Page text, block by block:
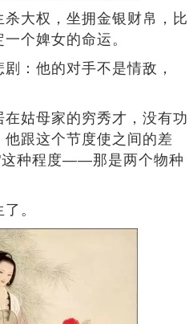
大权，坐拥金银财帛，比
个婢女的命运。
：他的对手不是情敌，
姑母家的穷秀才，没有功
跟这个节度使之间的差
这种程度——那是两个物种
。